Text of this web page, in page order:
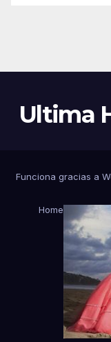
Ultima
Funciona gracias a
Home